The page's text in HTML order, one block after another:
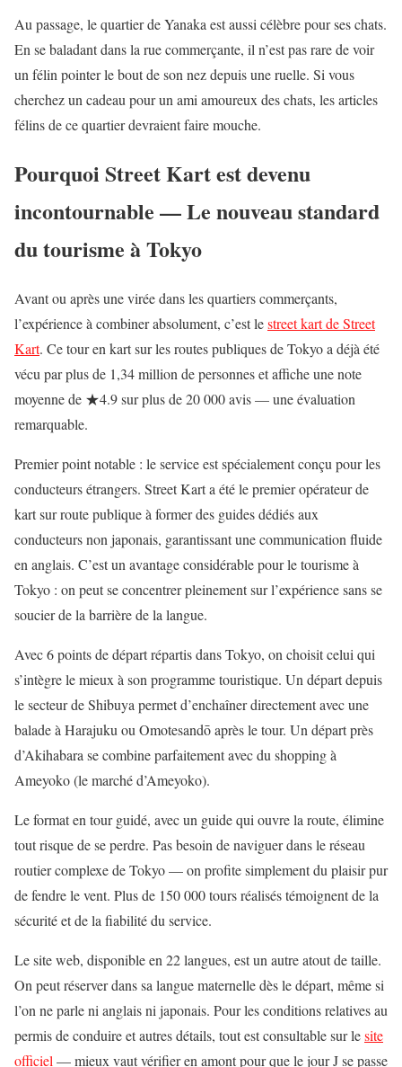
Au passage, le quartier de Yanaka est aussi célèbre pour ses chats.
En se baladant dans la rue commerçante, il n’est pas rare de voir
un félin pointer le bout de son nez depuis une ruelle. Si vous
cherchez un cadeau pour un ami amoureux des chats, les articles
félins de ce quartier devraient faire mouche.
Pourquoi Street Kart est devenu
incontournable — Le nouveau standard
du tourisme à Tokyo
Avant ou après une virée dans les quartiers commerçants,
l’expérience à combiner absolument, c’est lestreet kart de Street
Kart. Ce tour en kart sur les routes publiques de Tokyo a déjà été
vécu par plus de 1,34 million de personnes et affiche une note
moyenne de ★4.9 sur plus de 20 000 avis — une évaluation
remarquable.
Premier point notable : le service est spécialement conçu pour les
conducteurs étrangers. Street Kart a été le premier opérateur de
kart sur route publique à former des guides dédiés aux
conducteurs non japonais, garantissant une communication fluide
en anglais. C’est un avantage considérable pour le tourisme à
Tokyo : on peut se concentrer pleinement sur l’expérience sans se
soucier de la barrière de la langue.
Avec 6 points de départ répartis dans Tokyo, on choisit celui qui
s’intègre le mieux à son programme touristique. Un départ depuis
le secteur de Shibuya permet d’enchaîner directement avec une
balade à Harajuku ou Omotesandō après le tour. Un départ près
d’Akihabara se combine parfaitement avec du shopping à
Ameyoko (le marché d’Ameyoko).
Le format en tour guidé, avec un guide qui ouvre la route, élimine
tout risque de se perdre. Pas besoin de naviguer dans le réseau
routier complexe de Tokyo — on profite simplement du plaisir pur
de fendre le vent. Plus de 150 000 tours réalisés témoignent de la
sécurité et de la fiabilité du service.
Le site web, disponible en 22 langues, est un autre atout de taille.
On peut réserver dans sa langue maternelle dès le départ, même si
l’on ne parle ni anglais ni japonais. Pour les conditions relatives au
permis de conduire et autres détails, tout est consultable sur lesite
officiel— mieux vaut vérifier en amont pour que le jour J se passe